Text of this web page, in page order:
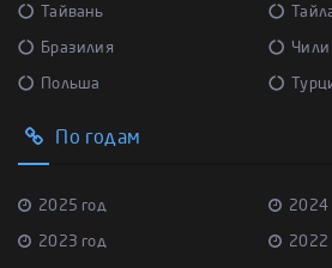
Тайвань
Бразилия Чили
Польша
По годам
2025 год 2024
2023 год 2022